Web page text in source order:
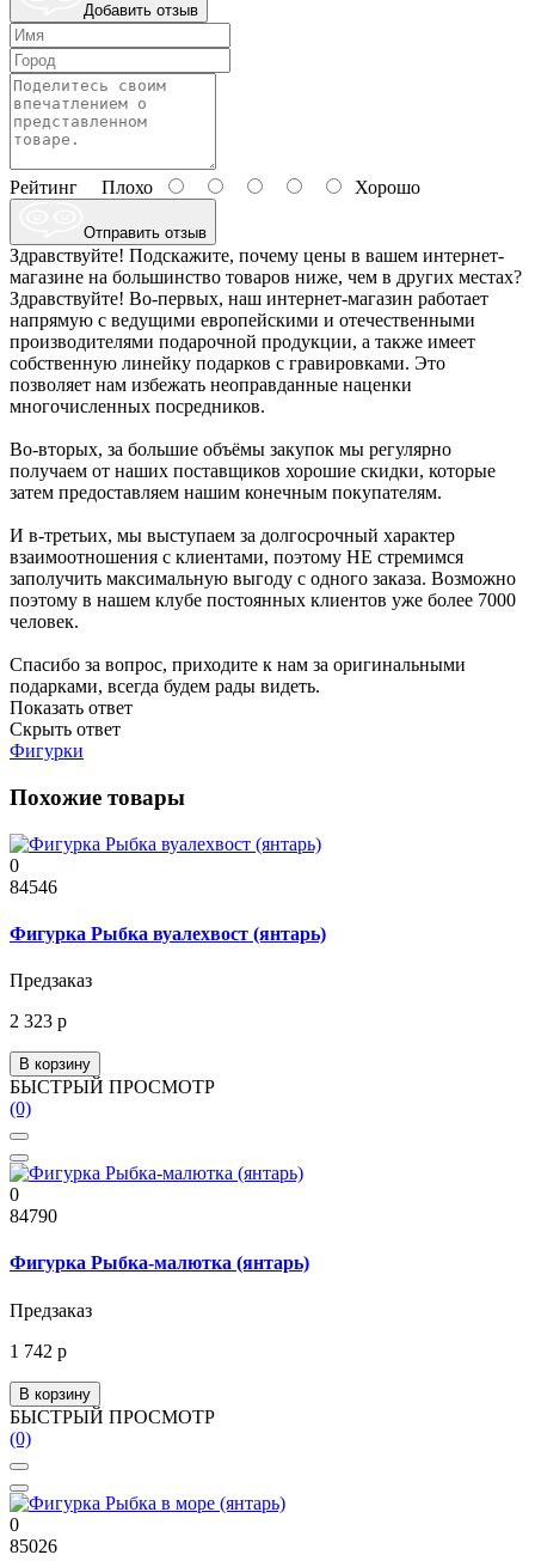
Добавить отзыв
Рейтинг Плохо Хорошо
Отправить отзыв
Здравствуйте! Подскажите, почему цены в вашем интернет-
магазине на большинство товаров ниже, чем в других местах?
Здравствуйте! Во-первых, наш интернет-магазин работает
напрямую с ведущими европейскими и отечественными
производителями подарочной продукции, а также имеет
собственную линейку подарков с гравировками. Это
позволяет нам избежать неоправданные наценки
многочисленных посредников.
Во-вторых, за большие объёмы закупок мы регулярно
получаем от наших поставщиков хорошие скидки, которые
затем предоставляем нашим конечным покупателям.
И в-третьих, мы выступаем за долгосрочный характер
взаимоотношения с клиентами, поэтому НЕ стремимся
заполучить максимальную выгоду с одного заказа. Возможно
поэтому в нашем клубе постоянных клиентов уже более 7000
человек.
Спасибо за вопрос, приходите к нам за оригинальными
подарками, всегда будем рады видеть.
Показать ответ
Скрыть ответ
Фигурки
Похожие товары
0
84546
Фигурка Рыбка вуалехвост (янтарь)
Предзаказ
2 323 р
В корзину
БЫСТРЫЙ ПРОСМОТР
(0)
0
84790
Фигурка Рыбка-малютка (янтарь)
Предзаказ
1 742 р
В корзину
БЫСТРЫЙ ПРОСМОТР
(0)
0
85026